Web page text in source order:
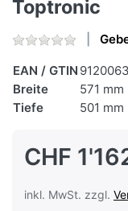
Toptronic
EAN / GTIN
Breite
571 mm
Tiefe
501 mm
CHF
inkl. MwSt. zzgl.